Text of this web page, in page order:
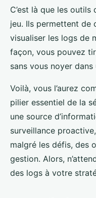
C’est là que les
jeu. Ils permettent de
visualiser les logs de
façon, vous pouvez
sans vous noyer
Voilà, vous l’aurez
pilier essentiel de la
une source
surveillance
malgré les défis, des
gestion. Alors,
des logs à votre